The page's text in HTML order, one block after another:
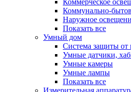
Коммерческое
Коммунально-
Наружное
Показать все
Умный дом
Система защиты от
Умные датчики,
Умные камеры
Умные лампы
Показать все
Измерительная